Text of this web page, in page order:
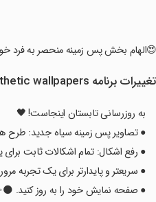
‏😍الهام بخش پس زمینه منحصر به فرد
تغییرات برنامه Black aesthetic wallpapers در نسخه جدید
به روزرسانی تابستان اینجاست! 🖤 ​​
● تصاویر پس زمینه سیاه جدید: طرح
● رفع اشکال: تمام اشکالات ثابت
● سریعتر و پایدارتر برای یک تجربه
● صفحه نمایش خود را به روز کنید.